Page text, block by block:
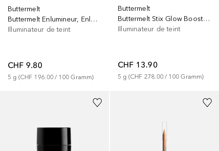
Buttermelt
Buttermelt Enlumineur, Enlumineur pour le visage, Teinte « Butta in Black »
Illuminateur de teint
CHF 9.80
5 g (CHF 196.00 / 100 Gramm)
Buttermelt
Buttermelt Stix Glow Boosting Stix
Illuminateur de teint
CHF 13.90
5 g (CHF 278.00 / 100 Gramm)